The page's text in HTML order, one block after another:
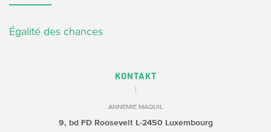
Égalité des chances
KONTAKT
ANNEMIE MAQUIL
9, bd FD RooseveltL-2450 Luxembourg